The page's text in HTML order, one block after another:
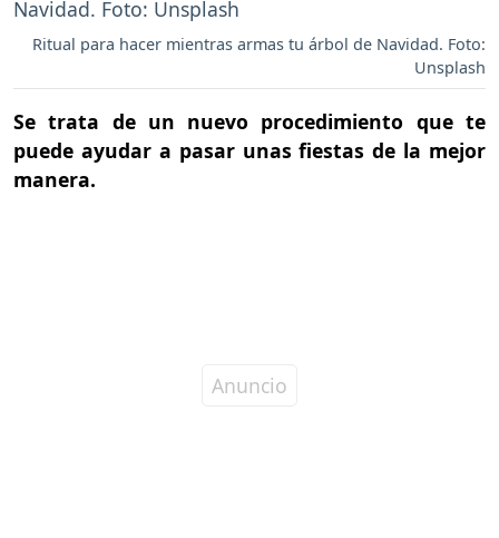
Ritual para hacer mientras armas tu árbol de Navidad. Foto:
Unsplash
Se trata de un nuevo procedimiento que te
puede ayudar a pasar unas fiestas de la mejor
manera.